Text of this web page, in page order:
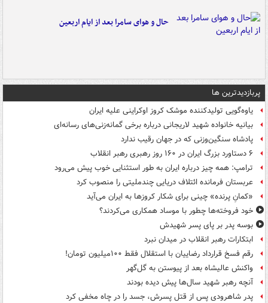
حال و هوای سامرا بعد از ایام اربعین
پربازدیدترین ها
یاوه‌گویی تولیدکننده موشک کروز اوکراینی علیه ایران
بیانیه خانواده شهید لاریجانی درباره برخی گمانه‌زنی‌های رسانه‌ای
پادشاه سنگین‌وزنی که در جهان رقیب ندارد
۶ دستاورد بزرگ ایران در ۱۶۰ روز رهبری رهبر انقلاب
ترامپ: همه چیز درباره ایران به طور استثنایی خوب پیش می‌رود
عربستان فرمانده ائتلاف دریایی چندملیتی را منصوب کرد
«کمانِ پرنده» چینی برای شکار کروزها به ایران می‌آید
خود فروخته‌ها چطور با موساد همکاری می‌کردند؟
بوسه‌ پدر بر پای پسر شهیدش
ابتکارات رهبر انقلاب در میدان نبرد
رقم فسخ قرارداد رضاییان با استقلال فقط ۱۰۰میلیون تومان!
واکنش عالیشاه بعد از پیوستن به گل‌گهر
آنچه رهبر شهید سال‌ها پیش دیده بودند
پدر شاهرودی پس از قتل پسرش، جسد را در چاه مخفی کرد